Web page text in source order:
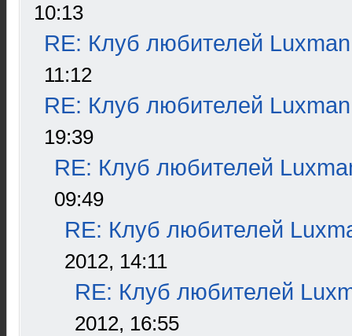
10:13
RE: Клуб любителей Luxman
11:12
RE: Клуб любителей Luxman
19:39
RE: Клуб любителей
09:49
RE: Клуб любителей
2012, 14:11
RE: Клуб любителей
2012, 16:55